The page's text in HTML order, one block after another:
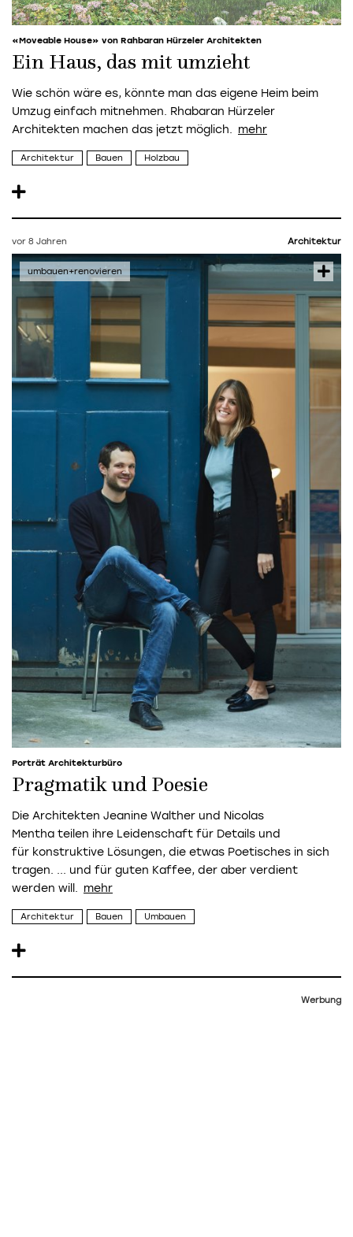
«Moveable House» von Rahbaran Hürzeler Architekten
Ein Haus, das mit umzieht
Wie schön wäre es, könnte man das eigene Heim beim
Umzug einfach mitnehmen. Rhabaran Hürzeler
Architekten machen das jetzt möglich.
Architektur Bauen Holzbau
vor 8 Jahren Architektur
Porträt Architekturbüro
Pragmatik und Poesie
Die Architekten Jeanine Walther und Nicolas
Mentha teilen ihre Leidenschaft für Details und
für konstruktive Lösungen, die etwas Poetisches in sich
tragen. ... und für guten Kaffee, der aber verdient
werden will.
Architektur Bauen Umbauen
Werbung